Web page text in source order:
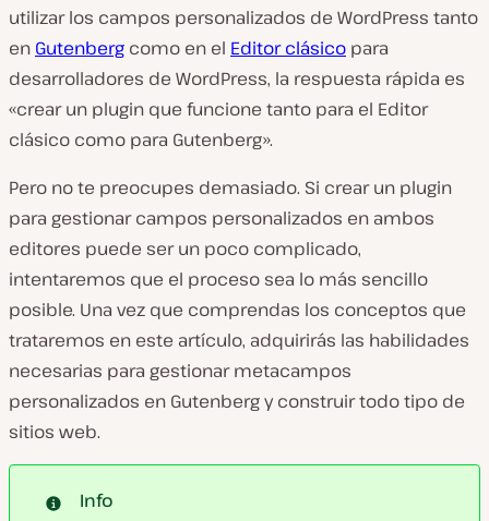
utilizar los campos personalizados de WordPress tanto
en Gutenberg como en el Editor clásico para
desarrolladores de WordPress, la respuesta rápida es
«crear un plugin que funcione tanto para el Editor
clásico como para Gutenberg».
Pero no te preocupes demasiado. Si crear un plugin
para gestionar campos personalizados en ambos
editores puede ser un poco complicado,
intentaremos que el proceso sea lo más sencillo
posible. Una vez que comprendas los conceptos que
trataremos en este artículo, adquirirás las habilidades
necesarias para gestionar metacampos
personalizados en Gutenberg y construir todo tipo de
sitios web.
Info